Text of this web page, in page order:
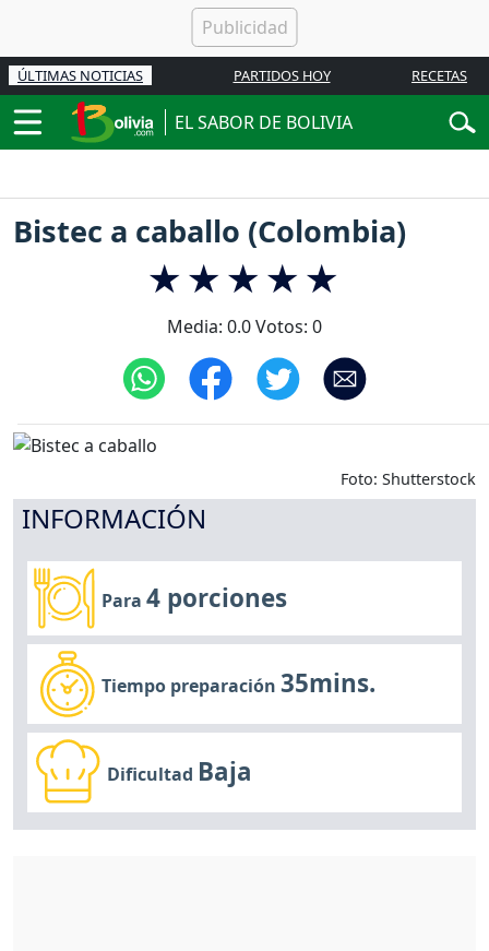
ÚLTIMAS NOTICIAS PARTIDOS HOY RECETAS
EL SABOR DE BOLIVIA
Bistec a caballo (Colombia)
Media: 0.0Votos: 0
Foto: Shutterstock
INFORMACIÓN
Para4 porciones
Tiempo preparación35mins.
Dificultad Baja